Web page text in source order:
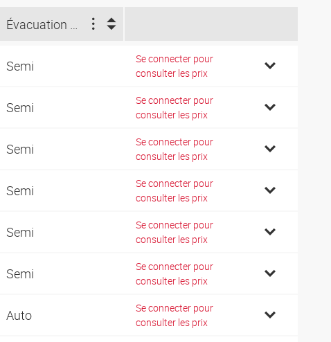
Semi
Se connecter pour
consulter les prix
Semi
Se connecter pour
consulter les prix
Semi
Se connecter pour
consulter les prix
Semi
Se connecter pour
consulter les prix
Semi
Se connecter pour
consulter les prix
Semi
Se connecter pour
consulter les prix
Auto
Se connecter pour
consulter les prix